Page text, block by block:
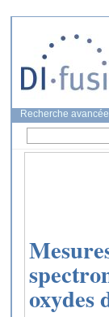
Recherche avancée
oxydes